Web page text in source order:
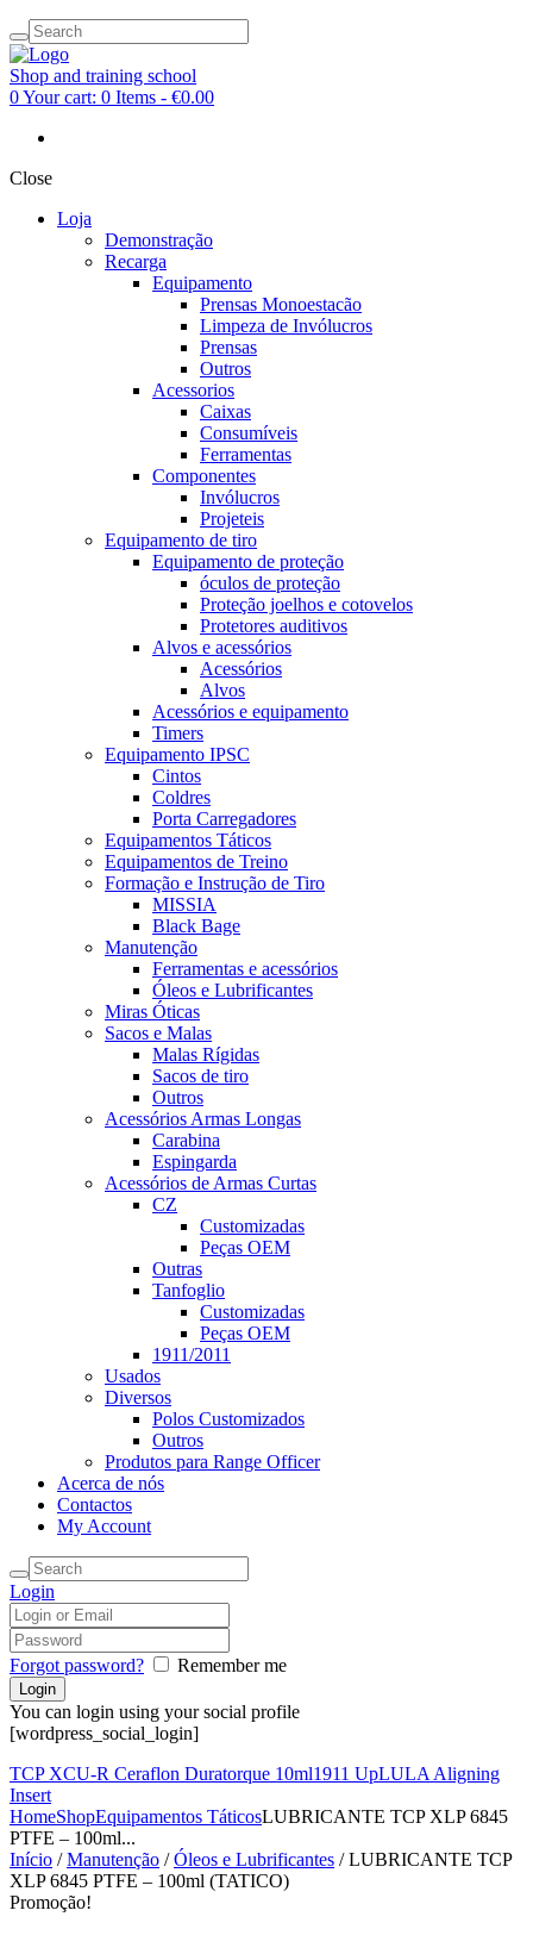
Shop and training school
0Your cart: 0 Items - €0.00
Close
Loja
Demonstração
Recarga
Equipamento
Prensas Monoestacão
Limpeza de Invólucros
Prensas
Outros
Acessorios
Caixas
Consumíveis
Ferramentas
Componentes
Invólucros
Projeteis
Equipamento de tiro
Equipamento de proteção
óculos de proteção
Proteção joelhos e cotovelos
Protetores auditivos
Alvos e acessórios
Acessórios
Alvos
Acessórios e equipamento
Timers
Equipamento IPSC
Cintos
Coldres
Porta Carregadores
Equipamentos Táticos
Equipamentos de Treino
Formação e Instrução de Tiro
MISSIA
Black Bage
Manutenção
Ferramentas e acessórios
Óleos e Lubrificantes
Miras Óticas
Sacos e Malas
Malas Rígidas
Sacos de tiro
Outros
Acessórios Armas Longas
Carabina
Espingarda
Acessórios de Armas Curtas
CZ
Customizadas
Peças OEM
Outras
Tanfoglio
Customizadas
Peças OEM
1911/2011
Usados
Diversos
Polos Customizados
Outros
Produtos para Range Officer
Acerca de nós
Contactos
My Account
Login
Forgot password? Remember me
You can login using your social profile
[wordpress_social_login]
TCP XCU-R Ceraflon Duratorque 10ml1911 UpLULA Aligning
Insert
HomeShopEquipamentos TáticosLUBRICANTE TCP XLP 6845
PTFE – 100ml...
Início /Manutenção /Óleos e Lubrificantes / LUBRICANTE TCP
XLP 6845 PTFE – 100ml (TATICO)
Promoção!